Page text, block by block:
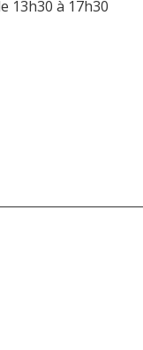
13h30 à 17h30